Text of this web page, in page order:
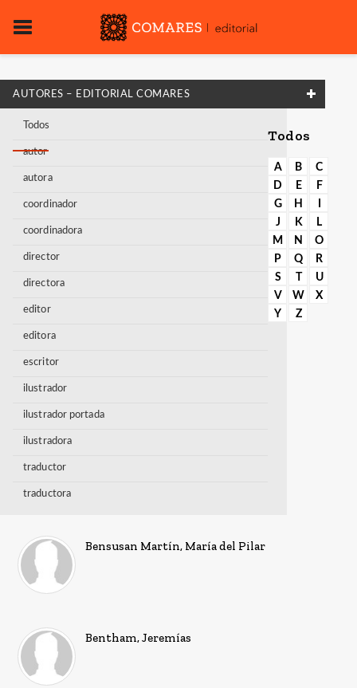
AUTORES – EDITORIAL COMARES
Todos
autor
autora
coordinador
coordinadora
director
directora
editor
editora
escritor
ilustrador
ilustrador portada
ilustradora
traductor
traductora
Todos
A B
C
D
E
F
G
H
J
K
L
M
N
O
P
Q
R
S
T
U
V
W
X
Y
Z
Bensusan Martín, María del Pilar
Bentham, Jeremías